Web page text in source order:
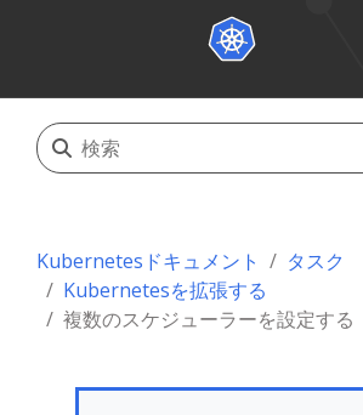
Kubernetesドキュメント
タスク
Kubernetesを拡張する
複数のスケジューラーを設定する